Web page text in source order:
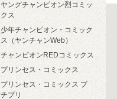
ヤングチャンピオン烈コミッ
クス
少年チャンピオン・コミック
ス（ヤンチャンWeb）
チャンピオンREDコミックス
プリンセス・コミックス
プリンセス・コミックス プ
チプリ